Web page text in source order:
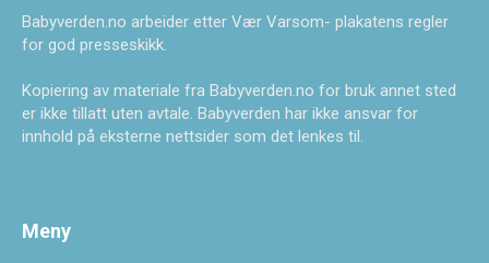
Babyverden.no arbeider etter Vær Varsom- plakatens regler
for god presseskikk.
Kopiering av materiale fra Babyverden.no for bruk annet sted
er ikke tillatt uten avtale. Babyverden har ikke ansvar for
innhold på eksterne nettsider som det lenkes til.
Meny